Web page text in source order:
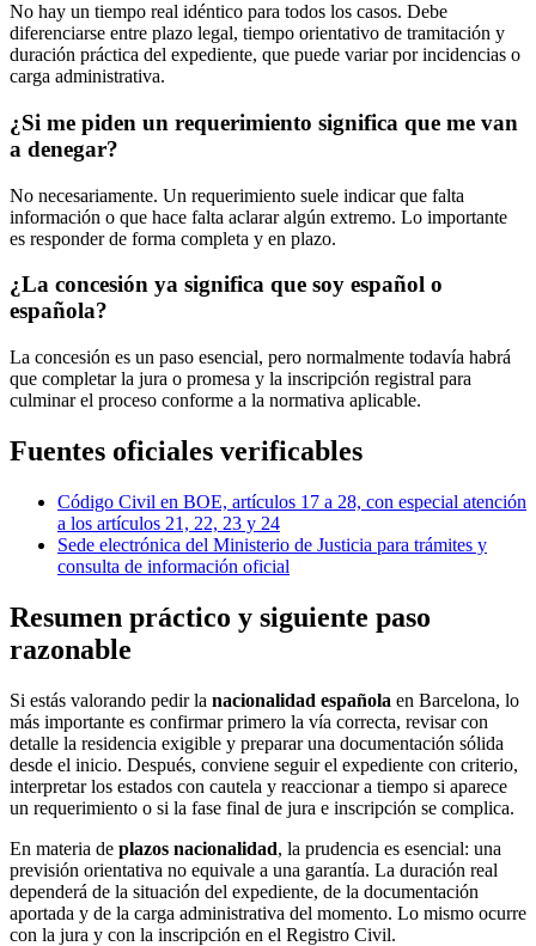
No hay un tiempo real idéntico para todos los casos. Debe
diferenciarse entre plazo legal, tiempo orientativo de tramitación y
duración práctica del expediente, que puede variar por incidencias o
carga administrativa.
¿Si me piden un requerimiento significa que me van
a denegar?
No necesariamente. Un requerimiento suele indicar que falta
información o que hace falta aclarar algún extremo. Lo importante
es responder de forma completa y en plazo.
¿La concesión ya significa que soy español o
española?
La concesión es un paso esencial, pero normalmente todavía habrá
que completar la jura o promesa y la inscripción registral para
culminar el proceso conforme a la normativa aplicable.
Fuentes oficiales verificables
Código Civil en BOE, artículos 17 a 28, con especial atención
a los artículos 21, 22, 23 y 24
Sede electrónica del Ministerio de Justicia para trámites y
consulta de información oficial
Resumen práctico y siguiente paso
razonable
Si estás valorando pedir la nacionalidad española en Barcelona, lo
más importante es confirmar primero la vía correcta, revisar con
detalle la residencia exigible y preparar una documentación sólida
desde el inicio. Después, conviene seguir el expediente con criterio,
interpretar los estados con cautela y reaccionar a tiempo si aparece
un requerimiento o si la fase final de jura e inscripción se complica.
En materia de plazos nacionalidad, la prudencia es esencial: una
previsión orientativa no equivale a una garantía. La duración real
dependerá de la situación del expediente, de la documentación
aportada y de la carga administrativa del momento. Lo mismo ocurre
con la jura y con la inscripción en el Registro Civil.